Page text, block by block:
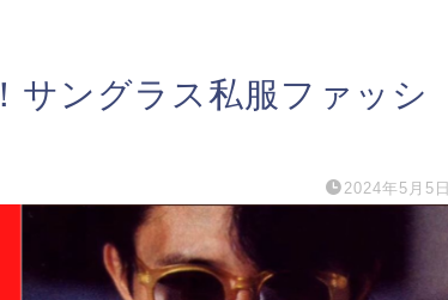
サングラス私服ファッシ
2024年5月5日